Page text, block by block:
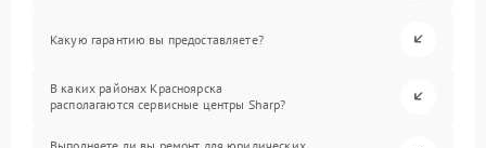
Какую гарантию вы предоставляете?
В каких районах Красноярска
располагаются сервисные центры Sharp?